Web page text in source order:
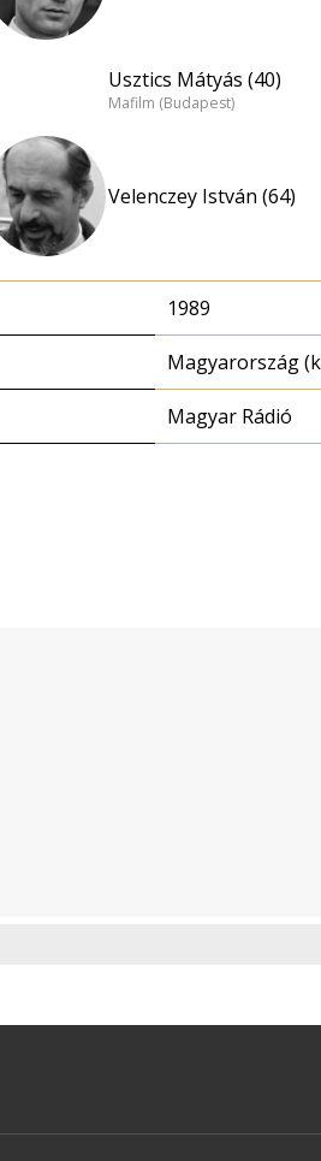
Usztics Mátyás (40)
Mafilm (Budapest)
Velenczey István (64)
1989
Magyarország
Magyar Rádió